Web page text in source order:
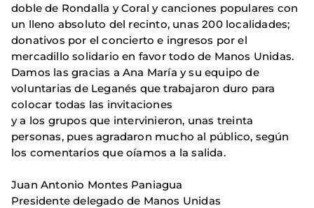
doble de Rondalla y Coral y canciones populares con
un lleno absoluto del recinto, unas 200 localidades;
donativos por el concierto e ingresos por el
mercadillo solidario en favor todo de Manos Unidas.
Damos las gracias a Ana María y su equipo de
voluntarias de Leganés que trabajaron duro para
colocar todas las invitaciones
y a los grupos que intervinieron, unas treinta
personas, pues agradaron mucho al público, según
los comentarios que oíamos a la salida.
Juan Antonio Montes Paniagua
Presidente delegado de Manos Unidas